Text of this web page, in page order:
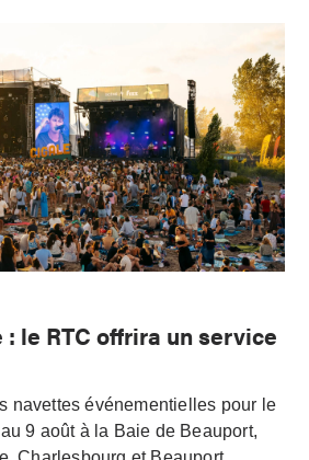
le RTC offrira un service
navettes événementielles pour le
9 août à la Baie de Beauport,